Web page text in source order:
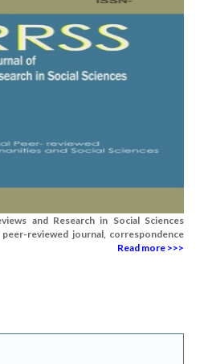
and Research in Social Sciences
peer-reviewed journal, correspondence
Read more >>>